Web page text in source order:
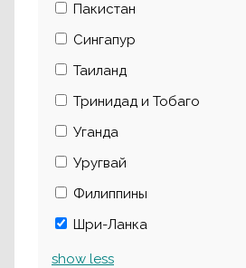
Пакистан
Сингапур
Таиланд
Тринидад и Тобаго
Уганда
Уругвай
Филиппины
Шри-Ланка
show less